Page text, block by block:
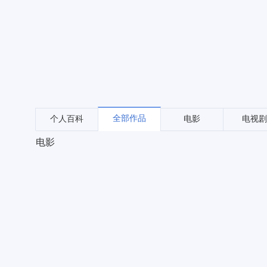
个人百科 全部作品 电影 电视剧
电影